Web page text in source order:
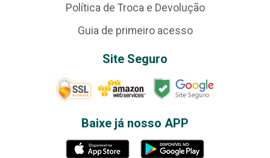
Política de Troca e Devolução
Guia de primeiro acesso
Site Seguro
Baixe já nosso APP